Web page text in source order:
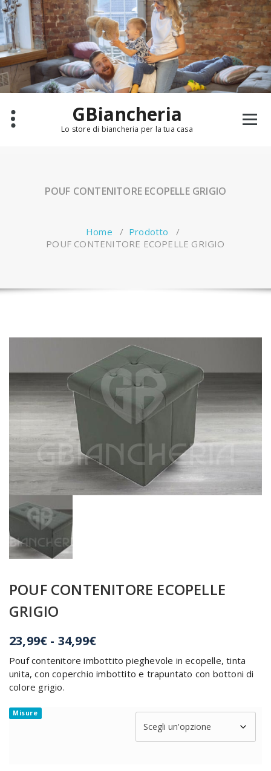
Salta
al
contenuto
GBiancheria
Lo store di biancheria per la tua casa
POUF CONTENITORE ECOPELLE GRIGIO
Home / Prodotto /
POUF CONTENITORE ECOPELLE GRIGIO
POUF CONTENITORE ECOPELLE
GRIGIO
23,99€ - 34,99€Fascia
prezzo:
da
Pouf contenitore imbottito pieghevole in ecopelle, tinta
unita, con coperchio imbottito e trapuntato con bottoni di
colore grigio.
Misure